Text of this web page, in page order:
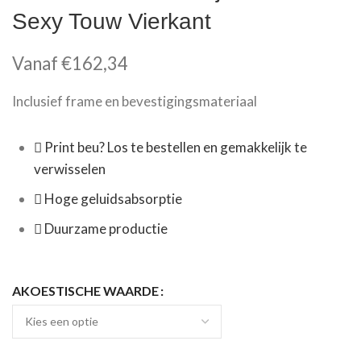
Sexy Touw Vierkant
Vanaf€162,34
Inclusief frame en bevestigingsmateriaal
Print beu? Los te bestellen en gemakkelijk te
verwisselen
Hoge geluidsabsorptie
Duurzame productie
AKOESTISCHE WAARDE